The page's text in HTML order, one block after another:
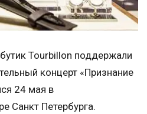
Tourbillon поддержали
концерт «Признание
24 мая в
Санкт Петербурга.